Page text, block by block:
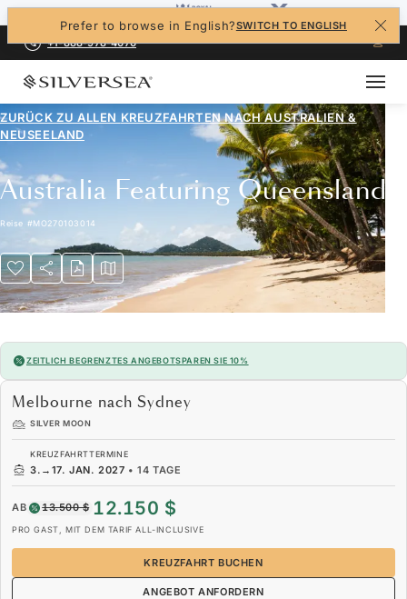
Prefer to browse in English?SWITCH TO ENGLISH
+1-888-978-4070
ZURÜCK ZU ALLEN KREUZFAHRTEN NACH AUSTRALIEN &
NEUSEELAND
Australia Featuring Queensland
Reise #MO270103014
ZEITLICH BEGRENZTES ANGEBOTSPAREN SIE 10%
Melbourne nach Sydney
SILVER MOON
KREUZFAHRTTERMINE
3. → 17. JAN. 2027 •14 TAGE
AB 13.500 $ 12.150 $
PRO GAST, MIT DEM TARIF ALL-INCLUSIVE
KREUZFAHRT BUCHEN
ANGEBOT ANFORDERN